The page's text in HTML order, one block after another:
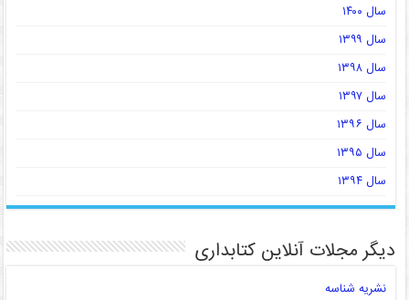
سال ۱۴۰۰
سال ۱۳۹۹
سال ۱۳۹۸
سال ۱۳۹۷
سال ۱۳۹۶
سال ۱۳۹۵
سال ۱۳۹۴
دیگر مجلات آنلاین کتابداری
نشریه شناسه